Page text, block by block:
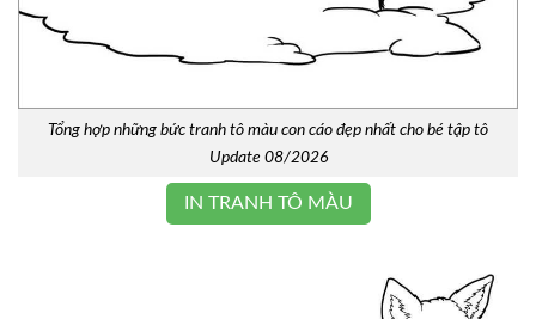
Tổng hợp những bức tranh tô màu con cáo đẹp nhất cho bé tập tô
Update 08/2026
IN TRANH TÔ MÀU